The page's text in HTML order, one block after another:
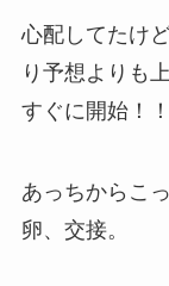
心配してたけ
り予想よりも
すぐに開始！！
あっちからこ
卵、交接。